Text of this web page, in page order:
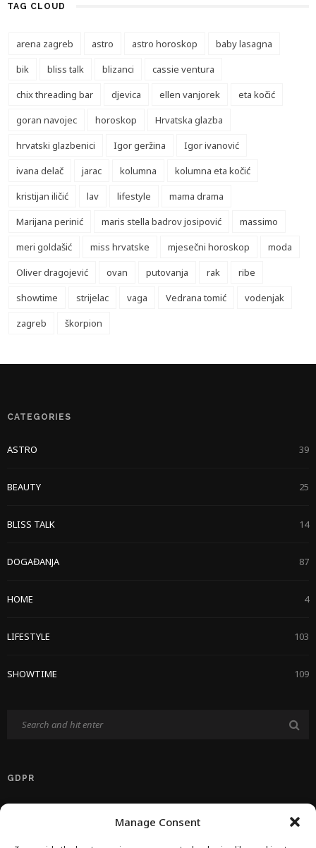
Manage Consent
TAG CLOUD
arena zagreb astro astro horoskop
baby lasagna
bik
bliss talk blizanci
cassie ventura
chix threading bar
djevica ellen vanjorek
eta kočić
goran navojec
horoskop
Hrvatska glazba
hrvatski glazbenici
Igor geržina
Igor ivanović
ivana delač
jarac kolumna
kolumna eta kočić
kristijan iličić
lav lifestyle
mama drama
Marijana perinić
maris stella badrov josipović
massimo
meri goldašić
miss hrvatske mjesečni horoskop
moda
Oliver dragojević
ovan putovanja rak
ribe
showtime
strijelac vaga Vedrana tomić
vodenjak
zagreb
škorpion
CATEGORIES
ASTRO 39
BEAUTY 25
BLISS TALK 14
DOGAĐANJA 87
HOME 4
LIFESTYLE 103
SHOWTIME 109
GDPR